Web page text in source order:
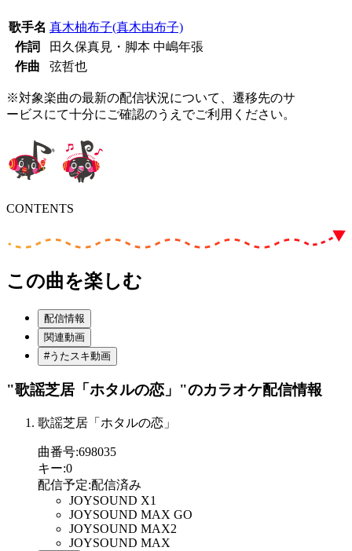
歌手名 真木柚布子(真木由布子)
作詞
田久保真見・脚本 中嶋年張
作曲
弦哲也
※対象楽曲の最新の配信状況について、遷移先のサ
ービスにて十分にご確認のうえでご利用ください。
CONTENTS
この曲を楽しむ
配信情報
関連動画
#うたスキ動画
"歌謡芝居「ホタルの恋」"のカラオケ配信情報
歌謡芝居「ホタルの恋」
曲番号:698035
キー:0
配信予定:配信済み
JOYSOUND X1
JOYSOUND MAX GO
JOYSOUND MAX2
JOYSOUND MAX